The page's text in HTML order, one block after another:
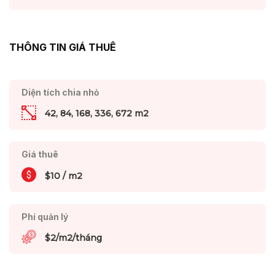
THÔNG TIN GIÁ THUÊ
Diện tích chia nhỏ
42, 84, 168, 336, 672 m2
Giá thuê
$10 / m2
Phí quản lý
$2/m2/tháng